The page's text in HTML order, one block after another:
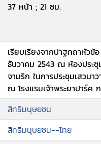
37 หน้า ; 21 ซม.
เรียบเรียงจากปาฐกถาหัว
ธันวาคม 2543 ณ ห้องประ
จามริก ในการประชุมเสวน
ณ โรงแรมเจ้าพระยาปาร์ค
สิทธิมนุษยชน
สิทธิมนุษยชน--ไทย